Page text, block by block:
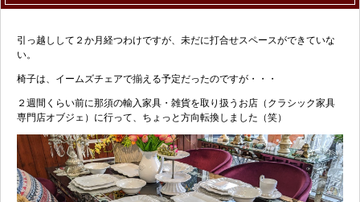
引っ越しして２か月経つわけですが、未だに打合せスペースができていな
い。
椅子は、イームズチェアで揃える予定だったのですが・・・
２週間くらい前に那須の輸入家具・雑貨を取り扱うお店（クラシック家具
専門店オブジェ）に行って、ちょっと方向転換しました（笑）